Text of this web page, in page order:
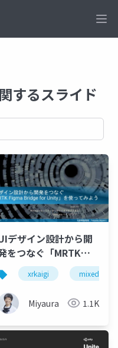
するスライド
github copilot github
デザイン設計から開
をつなぐ「MRTK
Bridge for
」を使ってみよう
xrkaigi mixed
Miyaura 1.1K